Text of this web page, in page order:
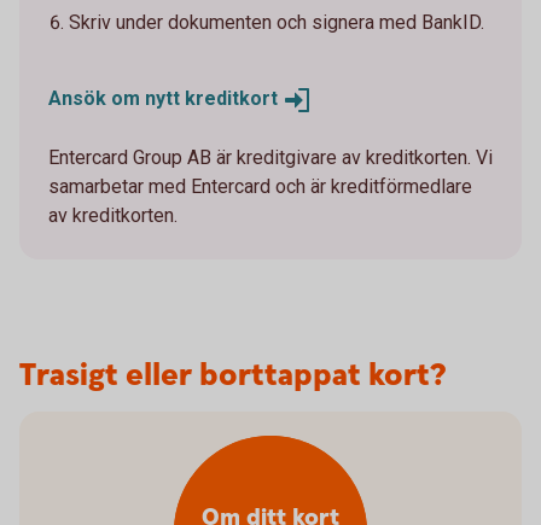
Skriv under dokumenten och signera med BankID.
Ansök om nytt kreditkort
Entercard Group AB är kreditgivare av kreditkorten. Vi
samarbetar med Entercard och är kreditförmedlare
av kreditkorten.
Trasigt eller borttappat kort?
Om ditt kort